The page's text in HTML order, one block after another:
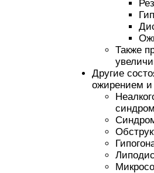
Также
Другие
ожирением и